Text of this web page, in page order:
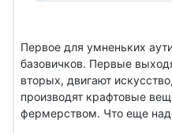
Первое для умненьких
базовичков. Первые
вторых, двигают
производят крафтовые
фермерством. Что еще